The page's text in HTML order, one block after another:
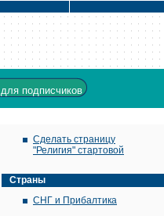
для подписчиков
Сделать страницу
"Религия" стартовой
Страны
СНГ и Прибалтика